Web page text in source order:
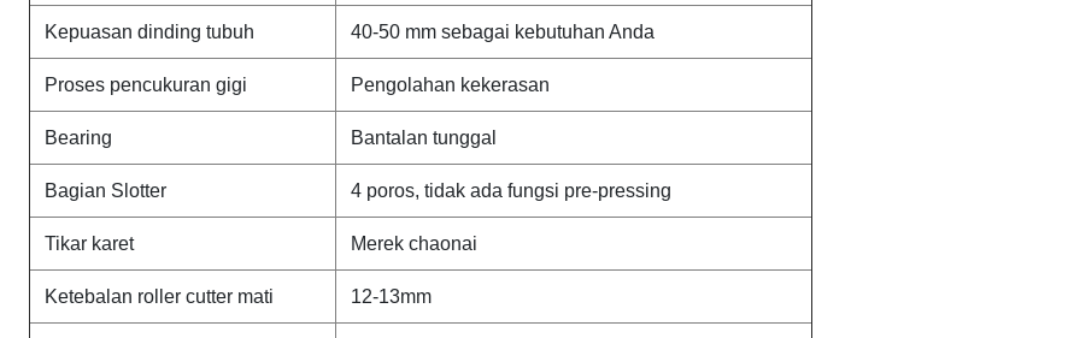
Kepuasan dinding tubuh 40-50 mm sebagai kebutuhan Anda
Proses pencukuran gigi Pengolahan kekerasan
Bearing Bantalan tunggal
Bagian Slotter 4 poros, tidak ada fungsi pre-pressing
Tikar karet Merek chaonai
Ketebalan roller cutter mati 12-13mm